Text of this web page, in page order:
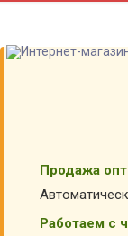
Продажа
Работаем с